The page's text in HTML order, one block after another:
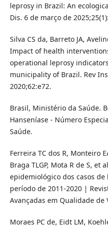
leprosy in Brazil: An
Dis. 6 de março de
Silva CS da, Barreto JA,
Impact of health
operational leprosy
municipality of Brazil. Rev
2020;62:e72.
Brasil, Ministério da Saúde.
Hanseníase - Número
Saúde.
Ferreira TC dos R, Monteiro
Braga TLGP, Mota R de S, et
epidemiológico dos casos
período de 2011-2020 |
Avançadas em Qualidade de
Moraes PC de, Eidt LM,